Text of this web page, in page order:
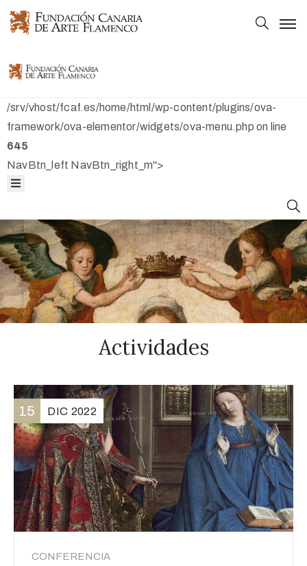
Principal
Mapas
Bibliografía
Fundación
/srv/vhost/fcaf.es/home/html/wp-content/plugins/ova-
framework/ova-elementor/widgets/ova-menu.php on line
645
NavBtn_left NavBtn_right_m">
Principal
Colección
Mapas
Bibliografía
Fundación
Actividades
15 DIC 2022
CONFERENCIA